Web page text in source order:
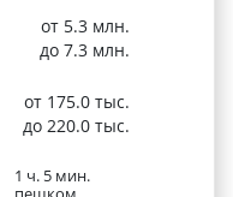
от 5.3 млн.
до 7.3 млн.
от 175.0 тыс.
до 220.0 тыс.
1 ч. 5 мин.